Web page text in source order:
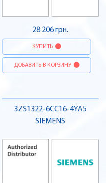
28 206 грн.
КУПИТЬ
ДОБАВИТЬ В КОРЗИНУ
3ZS1322-6CC16-4YA5
SIEMENS